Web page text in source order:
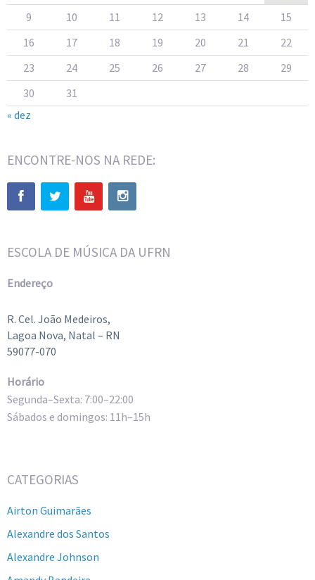
9
10 11 12 13 14
15
16
17 18 19 20 21
22
23
24 25 26 27 28
29
30
31
« dez
ENCONTRE-NOS NA REDE:
ESCOLA DE MÚSICA DA UFRN
Endereço
R. Cel. João Medeiros,
Lagoa Nova, Natal – RN
59077-070
Horário
Segunda–Sexta: 7:00–22:00
Sábados e domingos: 11h–15h
CATEGORIAS
Airton Guimarães
Alexandre dos Santos
Alexandre Johnson